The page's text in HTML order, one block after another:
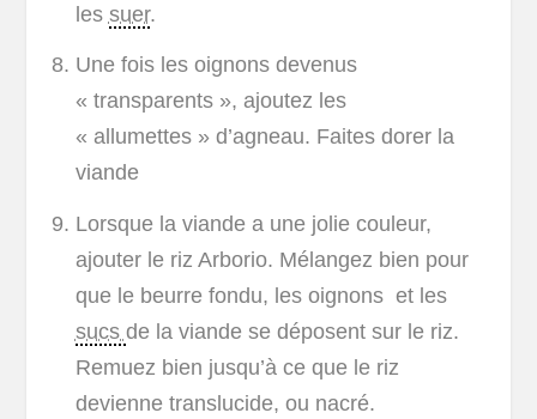
les suer.
Une fois les oignons devenus
« transparents », ajoutez les
« allumettes » d’agneau. Faites dorer la
viande
Lorsque la viande a une jolie couleur,
ajouter le riz Arborio. Mélangez bien pour
que le beurre fondu, les oignons et les
sucs de la viande se déposent sur le riz.
Remuez bien jusqu’à ce que le riz
devienne translucide, ou nacré.